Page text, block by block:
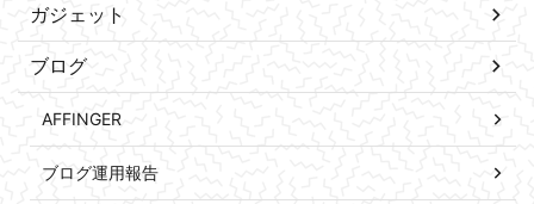
ガジェット
ブログ
AFFINGER
ブログ運用報告